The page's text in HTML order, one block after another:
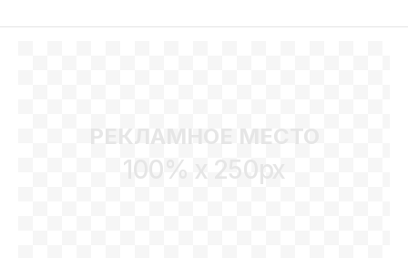
РЕКЛАМНОЕ МЕСТО
100% x 250px